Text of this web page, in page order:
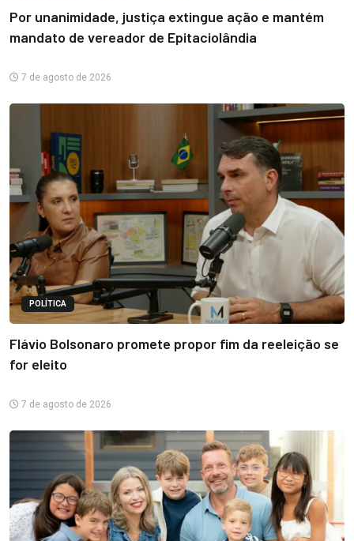
Por unanimidade, justiça extingue ação e mantém
mandato de vereador de Epitaciolândia
7 de agosto de 2026
POLÍTICA
Flávio Bolsonaro promete propor fim da reeleição se
for eleito
7 de agosto de 2026